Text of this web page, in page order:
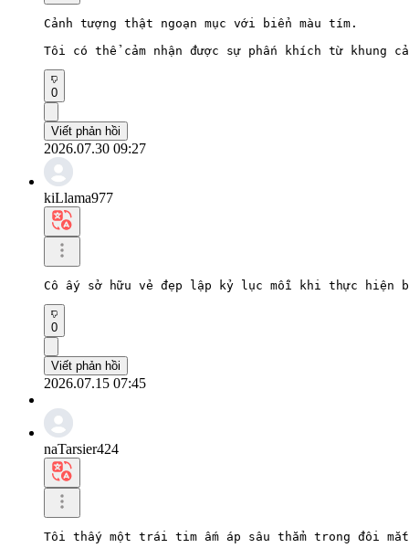
Cảnh tượng thật ngoạn mục với biển màu tím.
Tôi có thể cảm nhận được sự phấn khích từ khung
0
Viết phản hồi
2026.07.30 09:27
kiLlama977
Cô ấy sở hữu vẻ đẹp lập kỷ lục mỗi khi thực hiện
0
Viết phản hồi
2026.07.15 07:45
naTarsier424
Tôi thấy một trái tim ấm áp sâu thẳm trong đôi